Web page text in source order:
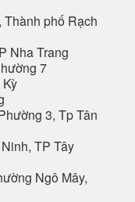
Thành phố Rạch
Nha Trang
7
3, Tp Tân
TP Tây
Ngô Mây,